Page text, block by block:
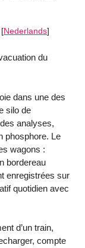
[Nederlands]
du
dans une des
silo de
analyses,
phosphore. Le
wagons :
bordereau
enregistrées sur
quotidien avec
d’un train,
compte